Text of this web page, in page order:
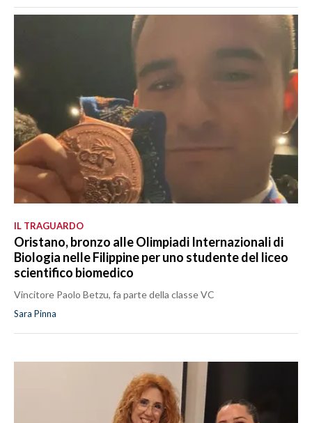
IL TRAGUARDO
Oristano, bronzo alle Olimpiadi Internazionali di
Biologia nelle Filippine per uno studente del liceo
scientifico biomedico
Vincitore Paolo Betzu, fa parte della classe VC
Sara Pinna